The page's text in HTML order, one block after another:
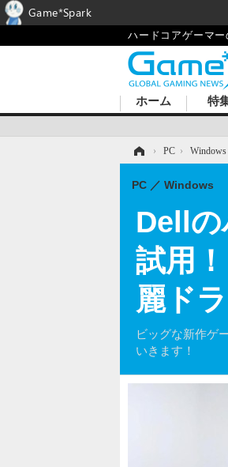
ハードコアゲーマ
ホーム 特
› PC › Windows
Dell
試用
麗ド
ビッグな新作ゲ
いきます！
PC Windows
Game*Spark